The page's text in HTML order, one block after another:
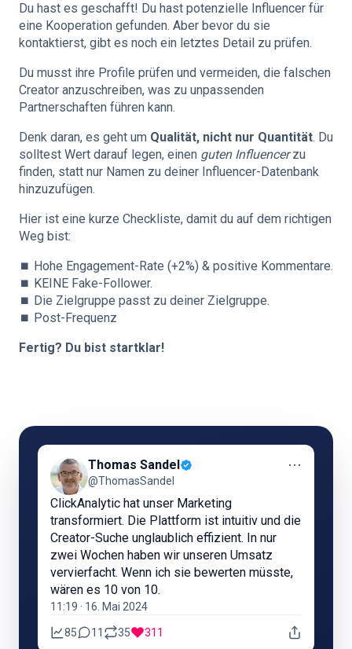
Du hast es geschafft! Du hast potenzielle Influencer für
eine Kooperation gefunden. Aber bevor du sie
kontaktierst, gibt es noch ein letztes Detail zu prüfen.
Du musst ihre Profile prüfen und vermeiden, die falschen
Creator anzuschreiben, was zu unpassenden
Partnerschaften führen kann.
Denk daran, es geht um Qualität, nicht nur Quantität. Du
solltest Wert darauf legen, einen guten Influencerzu
finden, statt nur Namen zu deiner Influencer-Datenbank
hinzuzufügen.
Hier ist eine kurze Checkliste, damit du auf dem richtigen
Weg bist:
⏹️ Hohe Engagement-Rate (+2%) & positive Kommentare.
⏹️ KEINE Fake-Follower.
⏹️ Die Zielgruppe passt zu deiner Zielgruppe.
⏹️ Post-Frequenz
Fertig? Du bist startklar!
Thomas Sandel
@ThomasSandel
⋯
ClickAnalytic hat unser Marketing
transformiert. Die Plattform ist intuitiv und die
Creator-Suche unglaublich effizient. In nur
zwei Wochen haben wir unseren Umsatz
vervierfacht. Wenn ich sie bewerten müsste,
wären es 10 von 10.
11:19 · 16. Mai 2024
85 11 35 311